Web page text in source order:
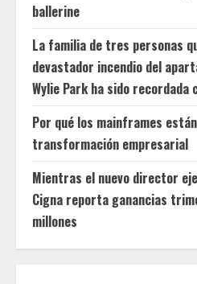
ballerine
La familia de tres personas
devastador incendio del
Wylie Park ha sido recordada
Por qué los mainframes
transformación empresarial
Mientras el nuevo director
Cigna reporta ganancias
millones